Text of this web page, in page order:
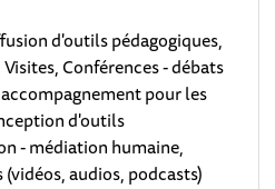
d'outils pédagogiques,
Conférences - débats
pour les
d'outils
- médiation humaine,
audios, podcasts)